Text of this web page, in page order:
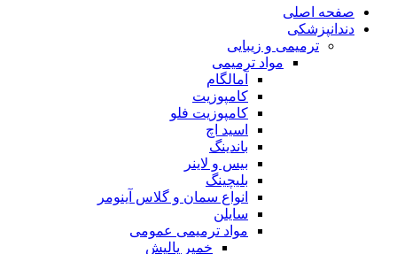
صفحه اصلی
دندانپزشکی
ترمیمی و زیبایی
مواد ترمیمی
آمالگام
کامپوزیت
کامپوزیت فلو
اسید اچ
باندینگ
بیس و لاینر
بلیچینگ
انواع سمان و گلاس آینومر
سایلن
مواد ترمیمی عمومی
خمیر پالیش